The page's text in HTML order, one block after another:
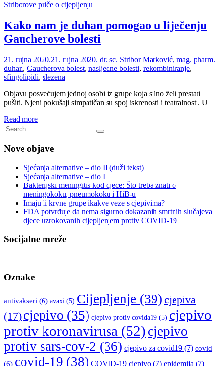
Striborove priče o cijepljenju
Kako nam je duhan pomogao u liječenju
Gaucherove bolesti
21. rujna 2020.21. rujna 2020. dr. sc. Stribor Marković, mag. pharm.
duhan, Gaucherova bolest, nasljedne bolesti, rekombiniranje,
sfingolipidi, slezena
Objavu posvećujem jednoj osobi iz grupe koja silno želi prestati
pušiti. Njeni pokušaji simpatičan su spoj iskrenosti i teatralnosti. U
Read more
Nove objave
Sjećanja alternative – dio II (duži tekst)
Sjećanja alternative – dio I
Bakterijski meningitis kod djece: Što treba znati o
meningokoku, pneumokoku i HiB-u
Imaju li krvne grupe ikakve veze s cjepivima?
FDA potvrđuje da nema sigurno dokazanih smrtnih slučajeva
djece uzrokovanih cijepljenjem protiv COVID-19
Socijalne mreže
Oznake
antivakseri (6) avaxi (5) Cijepljenje (39) cjepiva
(17) cjepivo (35) cjepivo protiv covida19 (5) cjepivo
protiv koronavirusa (52) cjepivo
protiv sars-cov-2 (36) cjepivo za covid19 (7) covid
(6) covid-19 (38) COVID-19 cjepivo (7) epidemija (7)